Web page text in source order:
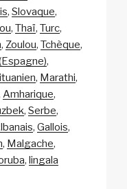
Slovaque
Thaï Turc
Zoulou Tchèque
Marathi
Amharique
Serbe
Gallois
Malgache
lingala